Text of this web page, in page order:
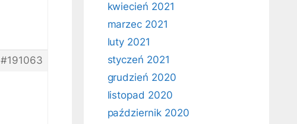
#191063
kwiecień 2021
marzec 2021
luty 2021
styczeń 2021
grudzień 2020
listopad 2020
październik 2020